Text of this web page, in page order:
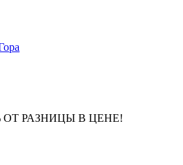
ОТ РАЗНИЦЫ В ЦЕНЕ!